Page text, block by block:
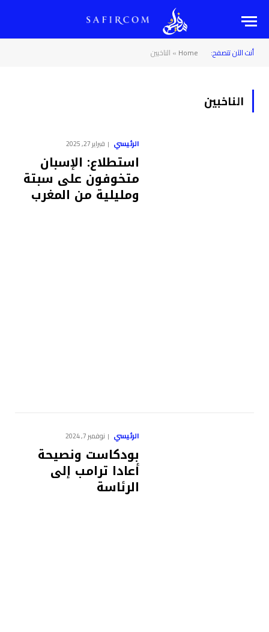
أنت الآن تتصفح: Home
» الناخبين
الناخبين
الرئيسي فبراير 27, 2025
استطلاع: الإسبان
متخوفون على سبتة
ومليلية من المغرب
الرئيسي نوفمبر 7, 2024
بودكاست ونصيحة
أعادا ترامب إلى
الرئاسة